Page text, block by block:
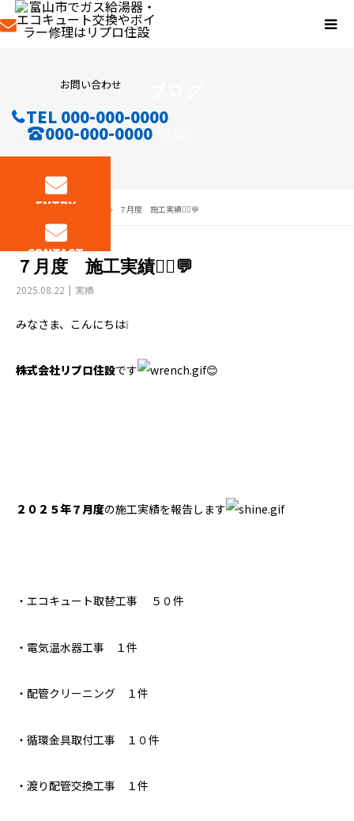
お問い合わせ
TEL 000-000-0000
000-000-0000
ENTRY
CONTACT
７月度 施工実績👷‍♂️💬
７月度 施工実績👷‍♂️💬
2025.08.22 実績
みなさま、こんにちは❕
株式会社リプロ住設です 😊
２０２５年７月度の施工実績を報告します
・エコキュート取替工事 ５０件
・電気温水器工事 １件
・配管クリーニング １件
・循環金具取付工事 １０件
・渡り配管交換工事 １件